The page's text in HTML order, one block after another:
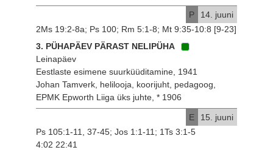
P
14. juuni
2Ms 19:2-8a; Ps 100; Rm 5:1-8; Mt 9:35-10:8 [9-23]
3. PÜHAPÄEV PÄRAST NELIPÜHA
Leinapäev
Eestlaste esimene suurküüditamine, 1941
Johan Tamverk, helilooja, koorijuht, pedagoog,
EPMK Epworth Liiga üks juhte, * 1906
E
15. juuni
Ps 105:1-11, 37-45; Jos 1:1-11; 1Ts 3:1-5
4:02 22:41